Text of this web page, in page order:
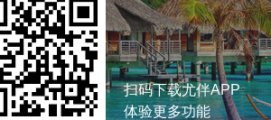
扫码下载尤伴APP
体验更多功能